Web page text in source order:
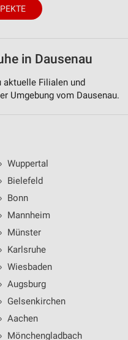
in Dausenau
aktuelle Filialen und
Umgebung vom Dausenau.
› Wuppertal
› Bielefeld
› Bonn
› Mannheim
› Münster
› Karlsruhe
› Wiesbaden
› Augsburg
› Gelsenkirchen
› Aachen
› Mönchengladbach